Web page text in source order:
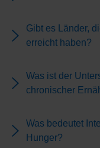
Gibt es Länder,
erreicht haben?
Was ist der
chronischer
Was bedeutet
Hunger?